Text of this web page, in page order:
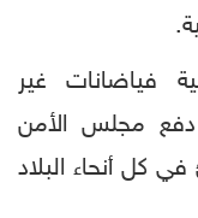
فياضانات غير
80 عاما، ما دفع مجلس الأمن
في كل أنحاء البلاد